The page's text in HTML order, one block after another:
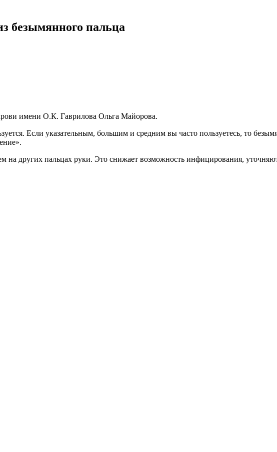
безымянного пальца
имени О.К. Гаврилова Ольга Майорова.
Если указательным, большим и средним вы часто пользуетесь, то
на других пальцах руки. Это снижает возможность инфицирования,